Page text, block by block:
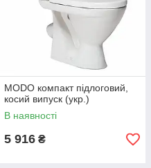
MODO компакт підлоговий,
косий випуск (укр.)
В наявності
5 916 ₴